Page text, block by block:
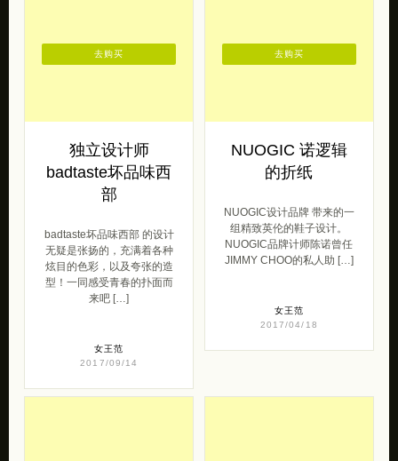
独立设计师
badtaste坏品味西
部
badtaste坏品味西部 的设计
无疑是张扬的，充满着各种
炫目的色彩，以及夸张的造
型！一同感受青春的扑面而
来吧 […]
女王范
2017/09/14
去购买
NUOGIC 诺逻辑
的折纸
NUOGIC设计品牌 带来的一
组精致英伦的鞋子设计。
NUOGIC品牌计师陈诺曾任
JIMMY CHOO的私人助 […]
女王范
2017/04/18
去购买